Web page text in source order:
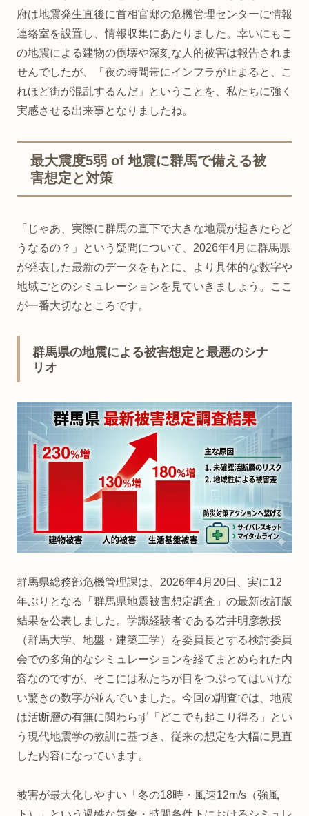
府は地震発生直後に首相官邸の危機管理センターに情報
連絡室を設置し、情報収集にあたりました。幸いにもこ
の地震による建物の倒壊や深刻な人的被害は報告されま
せんでしたが、「夜の時間帯にインフラが止まると、こ
れほど街が混乱するんだ」ということを、私たちに強く
実感させる出来事となりましたね。
最大震度5弱 of 地震に群馬で備える被
害想定と対策
「じゃあ、実際に群馬の直下で大きな地震が起きたらど
うなるの？」という疑問について、2026年4月に群馬県
が発表した最新のデータをもとに、より具体的な数字や
地域ごとのシミュレーションを見ていきましょう。ここ
が一番大切なところです。
群馬県の地震による被害想定と最悪のシナ
リオ
群馬県総務部危機管理課は、2026年4月20日、実に12
年ぶりとなる「群馬県地震被害想定調査」の最新改訂版
結果を公表しました。学識経験者である若井明彦教授
（群馬大学、地盤・建築工学）を委員長とする検討委員
会での多角的なシミュレーションを経てまとめられた内
容なのですが、そこには私たちが目をつぶってはいけな
い驚きの数字が並んでいました。今回の調査では、地震
は活断層の有無に関わらず「どこでも起こり得る」とい
う現代地震学の教訓に基づき、従来の想定を大幅に見直
した内容になっています。
被害が最大化しやすい「冬の18時・風速12m/s（強風